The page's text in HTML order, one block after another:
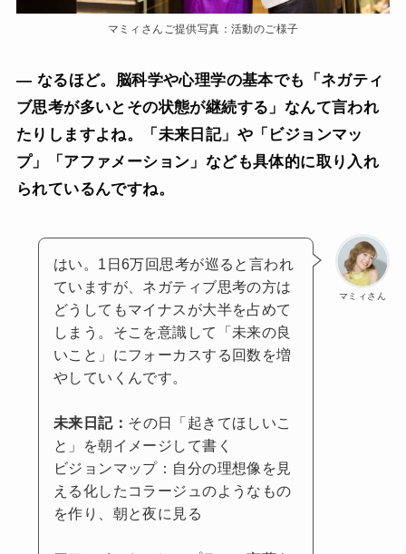
マミィさんご提供写真：活動のご様子
— なるほど。脳科学や心理学の基本でも「ネガティ
ブ思考が多いとその状態が継続する」なんて言われ
たりしますよね。「未来日記」や「ビジョンマッ
プ」「アファメーション」なども具体的に取り入れ
られているんですね。
マミィさん
はい。1日6万回思考が巡ると言われ
ていますが、ネガティブ思考の方は
どうしてもマイナスが大半を占めて
しまう。そこを意識して「未来の良
いこと」にフォーカスする回数を増
やしていくんです。
未来日記： その日「起きてほしいこ
と」を朝イメージして書く
ビジョンマップ：自分の理想像を見
える化したコラージュのようなもの
を作り、朝と夜に見る